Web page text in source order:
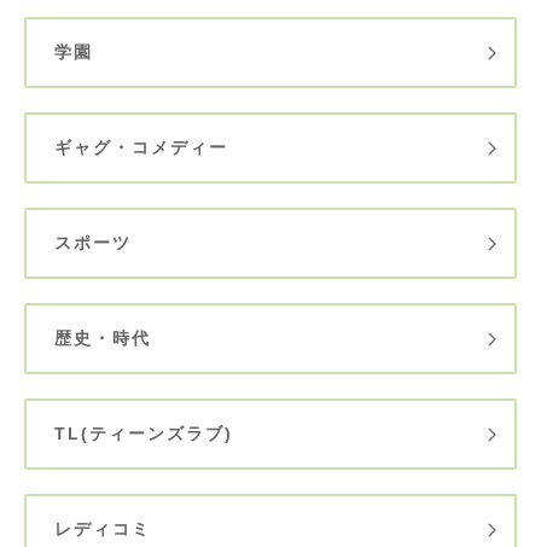
学園
ギャグ・コメディー
スポーツ
歴史・時代
TL(ティーンズラブ)
レディコミ